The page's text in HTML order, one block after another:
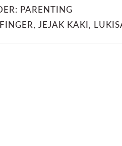
PARENTING
FINGER, JEJAK KAKI ,